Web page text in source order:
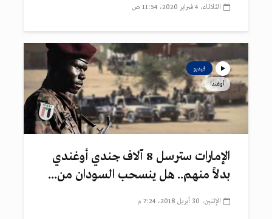
الثلاثاء، 4 فبراير 2020، 11:54 ص
فيديو
أوغندا
الإمارات سترسل 8 آلاف جندي أوغندي
بدلاً منهم.. هل ينسحب السودان من...
الإثنين، 30 أبريل 2018، 7:24 م